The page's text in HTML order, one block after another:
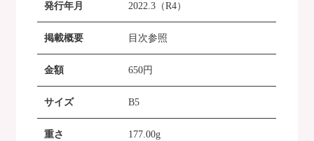
発行年月 2022.3（R4）
掲載概要 目次参照
金額 650円
サイズ B5
重さ 177.00g